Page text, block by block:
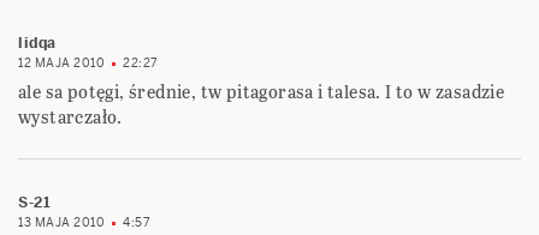
lidqa
12 MAJA 2010 22:27
ale sa potęgi, średnie, tw pitagorasa i talesa. I to w zasadzie
wystarczało.
S-21
13 MAJA 2010 4:57